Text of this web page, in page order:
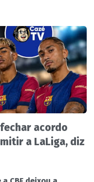
acordo
a LaLiga, diz